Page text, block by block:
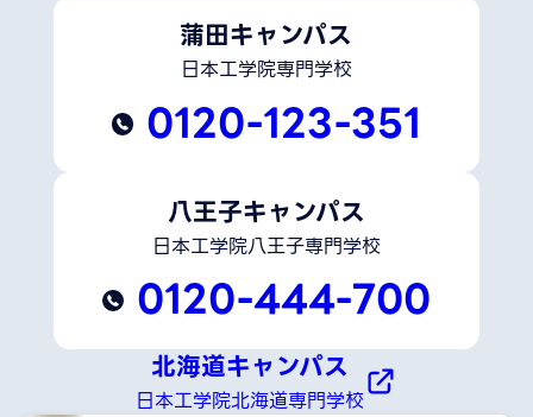
蒲田キャンパス
日本工学院専門学校
0120-123-351
八王子キャンパス
日本工学院八王子専門学校
0120-444-700
北海道キャンパス
日本工学院北海道専門学校